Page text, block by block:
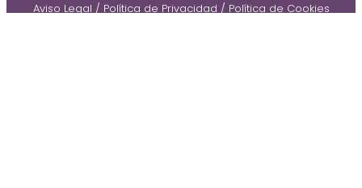
Aviso Legal / Política de Privacidad / Política de Cookies